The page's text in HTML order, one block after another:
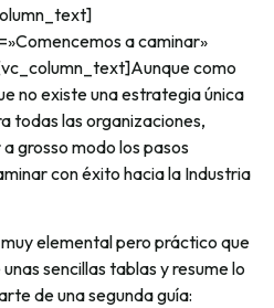
a caminar»
como
no existe una estrategia única
todas las organizaciones,
grosso modo los pasos
con éxito hacia la Industria
elemental pero práctico que
sencillas tablas y resume lo
de una segunda guía: